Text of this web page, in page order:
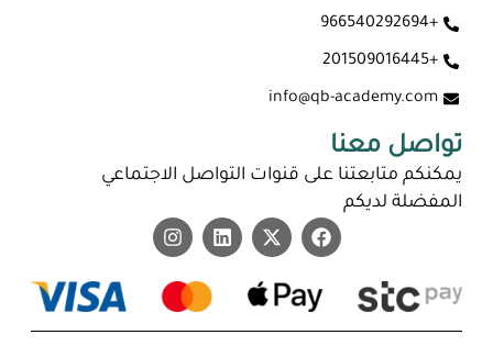
ماجستير عن بعد معتمد في السعودية 2026 +966540292694
+201509016445
info@qb-academy.com
تواصل معنا
يمكنكم متابعتنا على قنوات التواصل الاجتماعي
المفضلة لديكم